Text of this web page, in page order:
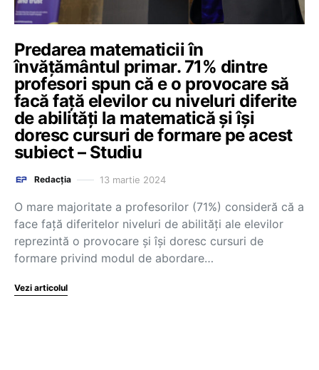
Predarea matematicii în
învățământul primar. 71% dintre
profesori spun că e o provocare să
facă față elevilor cu niveluri diferite
de abilități la matematică și își
doresc cursuri de formare pe acest
subiect – Studiu
Redacția 13 martie 2024
O mare majoritate a profesorilor (71%) consideră că a
face față diferitelor niveluri de abilități ale elevilor
reprezintă o provocare și își doresc cursuri de
formare privind modul de abordare…
Vezi articolul